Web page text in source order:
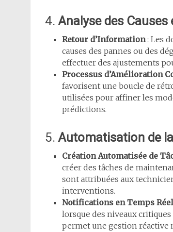
4. Analyse des
Retour d’Information: Les
causes des pannes ou des
effectuer des ajustements
Processus d’Amélioration
favorisent une boucle de
utilisées pour affiner les
prédictions.
5. Automatisation de
Création Automatisée de
créer des tâches de
sont attribuées aux
interventions.
Notifications en Temps Réel
lorsque des niveaux
permet une gestion réactive